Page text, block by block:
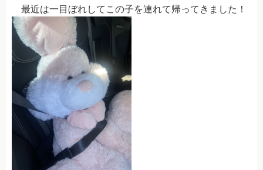
お得なセット入校
在校生ガイド
在校生ガイド
通いやすイイ自動車学校
オンライン学科
お問い合せ・資料請求
入校申し込み
最近は一目ぼれしてこの子を連れて帰ってきました！